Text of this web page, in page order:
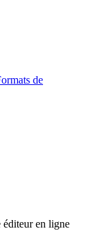
de
éditeur en ligne